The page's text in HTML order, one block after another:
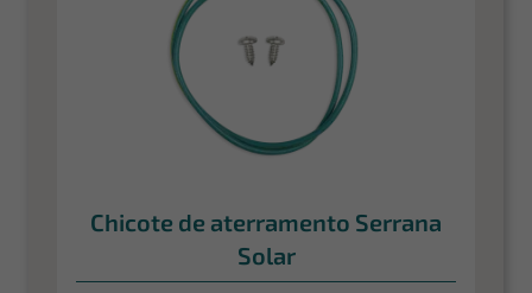
Chicote de aterramento Serrana
Solar